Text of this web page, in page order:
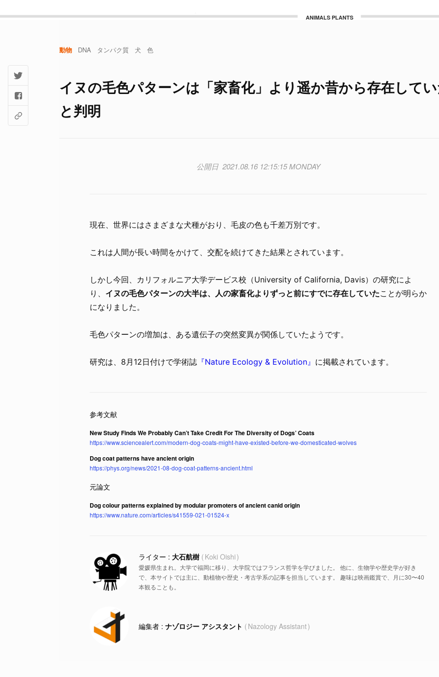
ANIMALS PLANTS
動物 DNA タンパク質 犬 色
イヌの毛色パターンは「家畜化」より遥か昔から存在して
と判明
2021.08.16 12:15:15 MONDAY
現在、世界にはさまざまな犬種がおり、毛皮の色も千差万別です。
これは人間が長い時間をかけて、交配を続けてきた結果とされています。
しかし今回、カリフォルニア大学デービス校（University of California, Davis）の研究によ
り、 イヌの毛色パターンの大半は、人の家畜化よりずっと前にすでに存在していたことが明らか
になりました。
毛色パターンの増加は、ある遺伝子の突然変異が関係していたようです。
研究は、8月12日付けで学術誌 『Nature Ecology & Evolution』 に掲載されています。
New Study Finds We Probably Can’t Take Credit For The Diversity of Dogs’ Coats
https://www.sciencealert.com/modern-dog-coats-might-have-existed-before-we-domesticated-wolves
Dog coat patterns have ancient origin
https://phys.org/news/2021-08-dog-coat-patterns-ancient.html
Dog colour patterns explained by modular promoters of ancient canid origin
https://www.nature.com/articles/s41559-021-01524-x
大石航樹 Koki Oishi
愛媛県生まれ。大学で福岡に移り、大学院ではフランス哲学を学びました。 他に、生物学や歴史学が好き
で、本サイトでは主に、動植物や歴史・考古学系の記事を担当しています。 趣味は映画鑑賞で、月に30〜40
本観ることも。
ナゾロジー アシスタント Nazology Assistant